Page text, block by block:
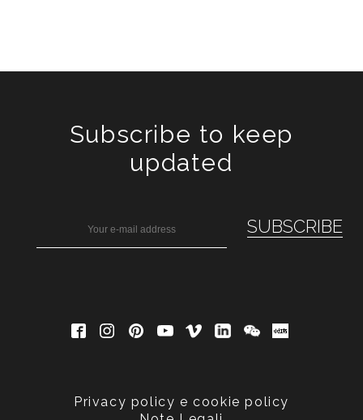
Subscribe to keep
updated
Privacy policy e cookie policy